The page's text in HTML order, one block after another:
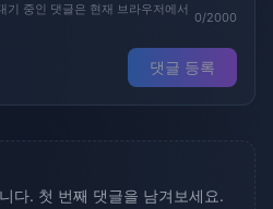
기 중인 댓글은 현재 브라우저에서
0/2000
댓글 등록
다. 첫 번째 댓글을 남겨보세요.